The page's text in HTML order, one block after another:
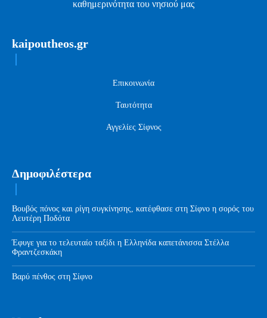
καθημερινότητα του νησιού μας
kaipoutheos.gr
Επικοινωνία
Ταυτότητα
Αγγελίες Σίφνος
Δημοφιλέστερα
Βουβός πόνος και ρίγη συγκίνησης, κατέφθασε στη Σίφνο η σορός του
Λευτέρη Ποδότα
Έφυγε για το τελευταίο ταξίδι η Ελληνίδα καπετάνισσα Στέλλα
Φραντζεσκάκη
Βαρύ πένθος στη Σίφνο